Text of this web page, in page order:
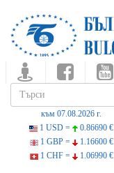
към 07.08.2026 г.
1 USD =
0.86690 €
1 GBP =
1.16600 €
1 CHF =
1.06990 €